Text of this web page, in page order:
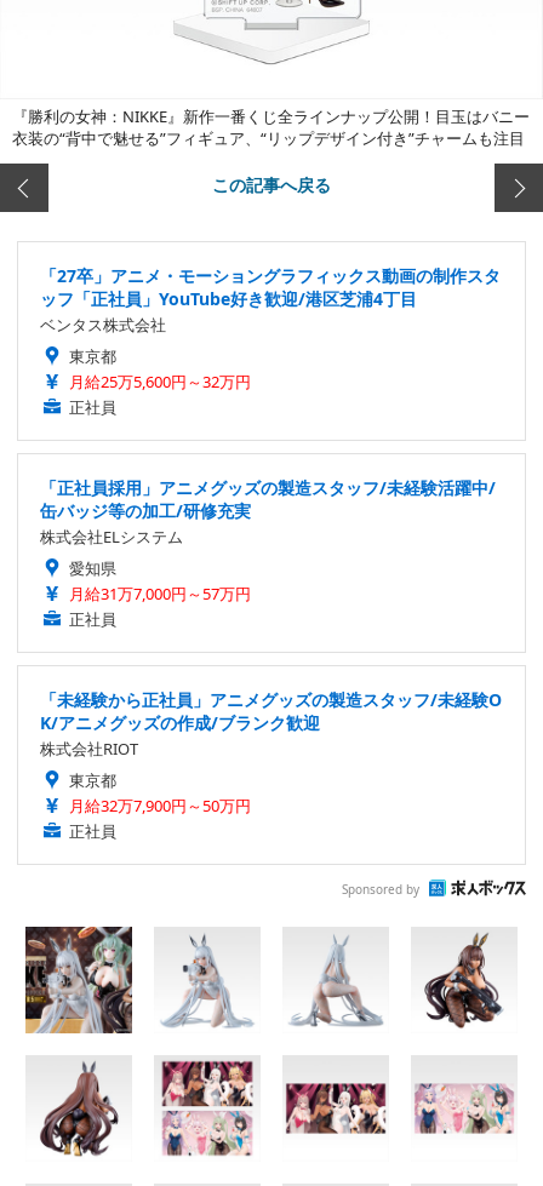
『勝利の女神：NIKKE』新作一番くじ全ラインナップ公開！目玉はバニー
衣装の“背中で魅せる”フィギュア、“リップデザイン付き”チャームも注目
この記事へ戻る
「27卒」アニメ・モーショングラフィックス動画の制作スタ
ッフ「正社員」YouTube好き歓迎/港区芝浦4丁目
ベンタス株式会社
東京都
月給25万5,600円～32万円
正社員
「正社員採用」アニメグッズの製造スタッフ/未経験活躍中/
缶バッジ等の加工/研修充実
株式会社ELシステム
愛知県
月給31万7,000円～57万円
正社員
「未経験から正社員」アニメグッズの製造スタッフ/未経験O
K/アニメグッズの作成/ブランク歓迎
株式会社RIOT
東京都
月給32万7,900円～50万円
正社員
Sponsored by